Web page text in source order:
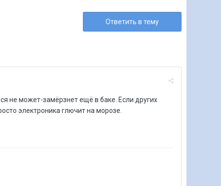
Ответить в тему
не может-замёрзнет ещё в баке. Если других
электроника глючит на морозе.